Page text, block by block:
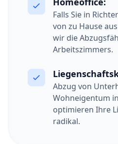
Falls Sie in
von zu Hause
wir die
Arbeitszimmers.
Abzug von
Wohneigentum
optimieren Ihre
radikal.